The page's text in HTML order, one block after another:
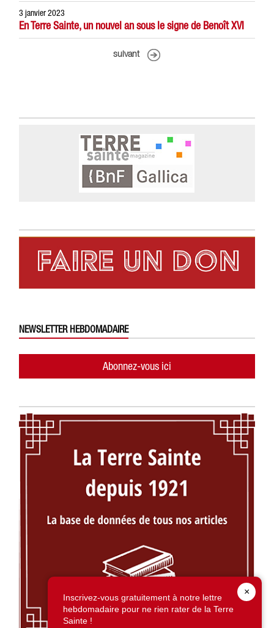
3 janvier 2023
En Terre Sainte, un nouvel an sous le signe de Benoît XVI
suivant
NEWSLETTER HEBDOMADAIRE
Abonnez-vous ici
×
Inscrivez-vous gratuitement à notre lettre
hebdomadaire pour ne rien rater de la Terre
Sainte !